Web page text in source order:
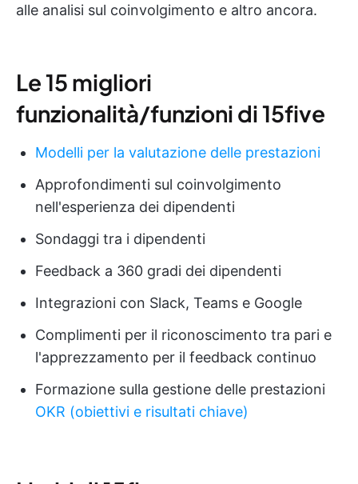
alle analisi sul coinvolgimento e altro ancora.
Le 15 migliori
funzionalità/funzioni di 15five
Modelli per la valutazione delle prestazioni
Approfondimenti sul coinvolgimento
nell'esperienza dei dipendenti
Sondaggi tra i dipendenti
Feedback a 360 gradi dei dipendenti
Integrazioni con Slack, Teams e Google
Complimenti per il riconoscimento tra pari e
l'apprezzamento per il feedback continuo
Formazione sulla gestione delle prestazioni
OKR (obiettivi e risultati chiave)